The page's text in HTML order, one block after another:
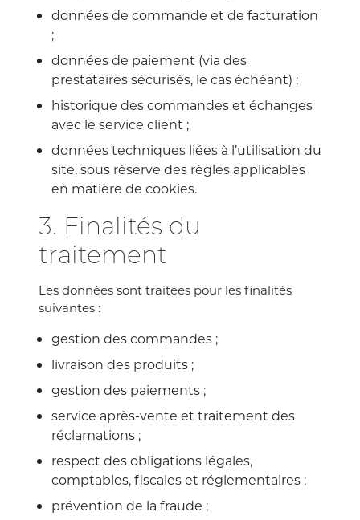
données de commande et de facturation
;
données de paiement (via des
prestataires sécurisés, le cas échéant) ;
historique des commandes et échanges
avec le service client ;
données techniques liées à l’utilisation du
site, sous réserve des règles applicables
en matière de cookies.
3. Finalités du
traitement
Les données sont traitées pour les finalités
suivantes :
gestion des commandes ;
livraison des produits ;
gestion des paiements ;
service après-vente et traitement des
réclamations ;
respect des obligations légales,
comptables, fiscales et réglementaires ;
prévention de la fraude ;